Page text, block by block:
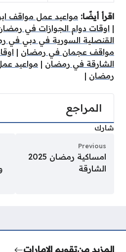
اقرأ أيضًا: مواعيد عمل مواقف
| اوقات دوام الجوازات في رمضان
القنصلية السورية في دبي في
مواقف عجمان في رمضان |
الشارقة في رمضان | مواعيد
رمضان |
المراجع
شارك
Previous
امساكية رمضان 2025
الشارقة
المزيد منتقويم الإمارات